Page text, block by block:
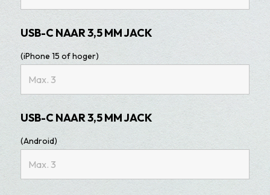
USB-C NAAR 3,5 MM JACK
(iPhone 15 of hoger)
USB-C NAAR 3,5 MM JACK
(Android)